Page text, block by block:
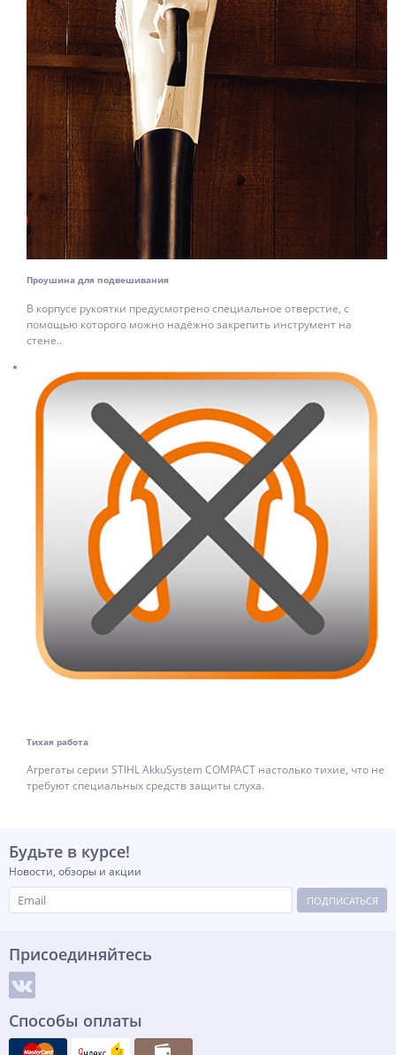
Проушина для подвешивания
В корпусе рукоятки предусмотрено специальное отверстие, с
помощью которого можно надёжно закрепить инструмент на
стене..
Тихая работа
Агрегаты серии STIHL AkkuSystem COMPACT настолько тихие, что не
требуют специальных средств защиты слуха.
Будьте в курсе!
Новости, обзоры и акции
ПОДПИСАТЬСЯ
Присоединяйтесь
Способы оплаты